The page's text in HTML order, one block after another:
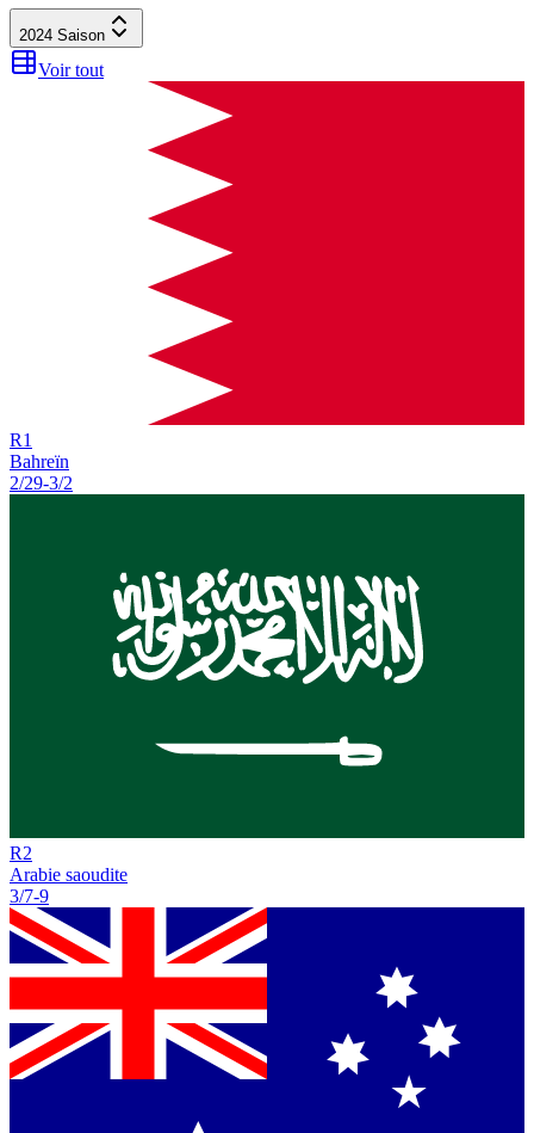
2024 Saison
Voir tout
R1
Bahreïn
2/29-3/2
R2
Arabie saoudite
3/7-9